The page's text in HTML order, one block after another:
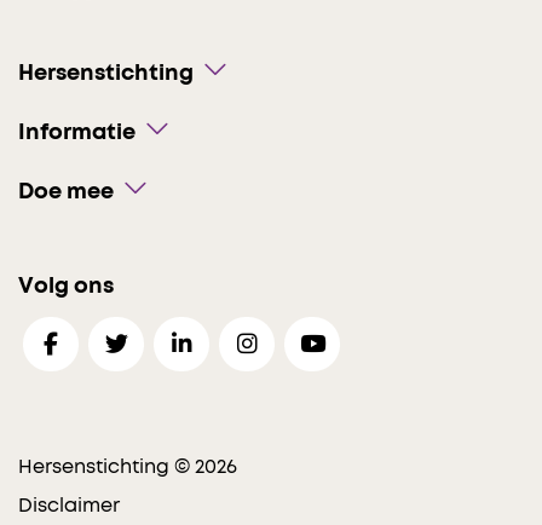
Hersenstichting
Informatie
Doe mee
Volg ons
Hersenstichting © 2026
Disclaimer